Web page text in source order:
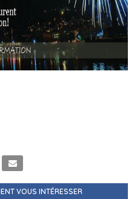
VOUS INTÉRESSER